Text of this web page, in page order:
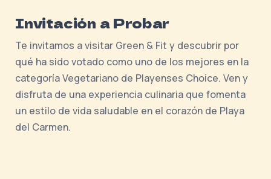
Invitación a Probar
Te invitamos a visitar Green & Fit y descubrir por
qué ha sido votado como uno de los mejores en la
categoría Vegetariano de Playenses Choice. Ven y
disfruta de una experiencia culinaria que fomenta
un estilo de vida saludable en el corazón de Playa
del Carmen.